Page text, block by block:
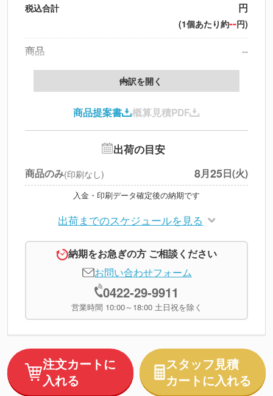
税込合計 円
(1個あたり約--円)
商品
--
送料
※北海道・沖縄・離島 別途
※上記小計は税別です
内訳を開く
商品提案書 概算見積PDF
出荷の目安
商品のみ(印刷なし) 8月25日(火)
入金・印刷データ確定後の納期です
出荷までのスケジュールを見る
納期をお急ぎの方 ご相談ください
お問い合わせフォーム
0422-29-9911
営業時間 10:00～18:00 土日祝を除く
注文カートに
入れる
スタッフ見積
カートに入れる